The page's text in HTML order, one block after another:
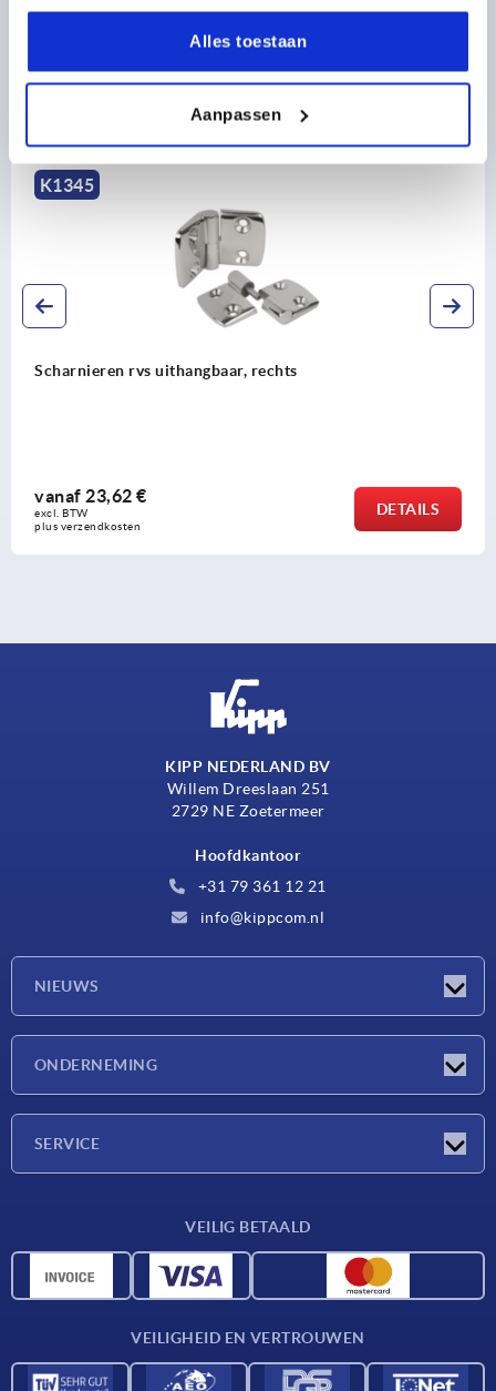
Alles toestaan
Aanpassen
Ontdek ons productassortiment
DETAILS
Scharnieren van
4,47 €
plus verzendkosten
KIPP NEDERLAND BV
Willem Dreeslaan 251
2729 NE Zoetermeer
Hoofdkantoor
+31 79 361 12 21
info@kippcom.nl
NIEUWS
ONDERNEMING
SERVICE
CAD-gegevens
VEILIG BETAALD
VEILIGHEID EN VERTROUWEN